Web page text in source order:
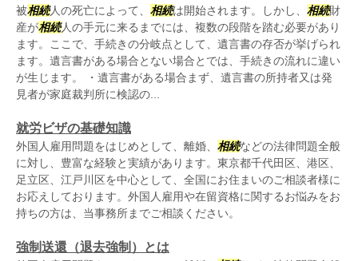
被相続人の死亡によって、 相続は開始されます。しかし、 相続財
産が相続人の手元に来るまでには、複数の段階を踏む必要があり
ます。ここで、手続きの分岐点として、遺言書の存否が挙げられ
ます。遺言書がある場合とない場合とでは、手続きの流れに違い
が生じます。 ・遺言書がある場合まず、遺言書の所持者又は発
見者が家庭裁判所に検認の...
就労ビザの基礎知識
外国人雇用問題をはじめとして、離婚、 相続などの法律問題全般
に対し、豊富な経験と実績があります。東京都千代田区、港区、
足立区、江戸川区を中心として、全国にお住まいのご相談者様に
お応えしております。外国人雇用や在留資格に関するお悩みをお
持ちの方は、当事務所までご相談ください。
強制送還（退去強制）とは